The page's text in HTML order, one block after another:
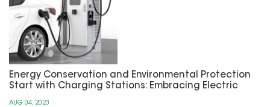
Energy Conservation and Environmental Protection
Start with Charging Stations: Embracing Electric
AUG 04, 2023